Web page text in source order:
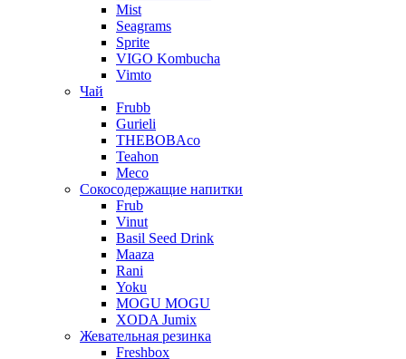
Mist
Seagrams
Sprite
VIGO Kombucha
Vimto
Чай
Frubb
Gurieli
THEBOBAco
Teahon
Meco
Сокосодержащие напитки
Frub
Vinut
Basil Seed Drink
Maaza
Rani
Yoku
MOGU MOGU
XODA Jumix
Жевательная резинка
Freshbox